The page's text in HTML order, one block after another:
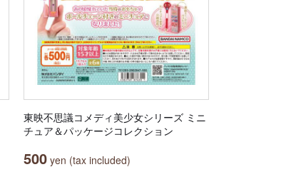
東映不思議コメディ美少女シリーズ ミニ
チュア＆パッケージコレクション
500 yen (tax included)